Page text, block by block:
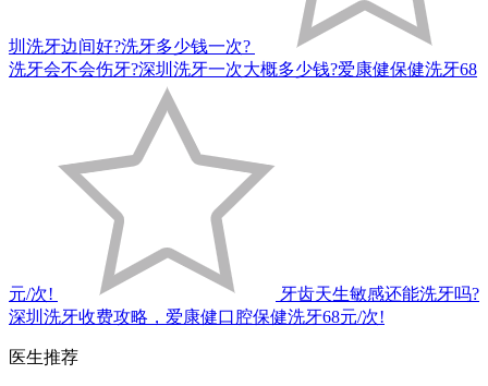
圳洗牙边间好?洗牙多少钱一次?
洗牙会不会伤牙?深圳洗牙一次大概多少钱?爱康健保健洗牙68
元/次!
牙齿天生敏感还能洗牙吗?
深圳洗牙收费攻略，爱康健口腔保健洗牙68元/次!
医生推荐